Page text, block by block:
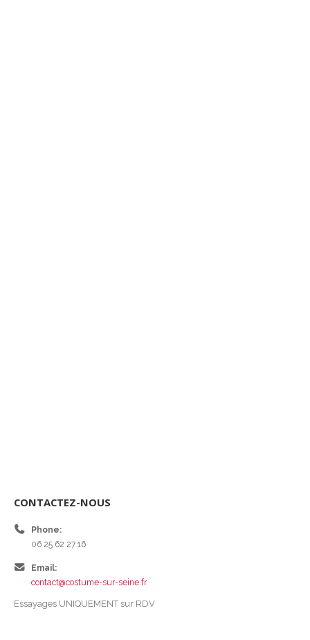
CONTACTEZ-NOUS
Phone:
06 25 62 27 16
Email:
contact@costume-sur-seine.fr
Essayages UNIQUEMENT sur RDV